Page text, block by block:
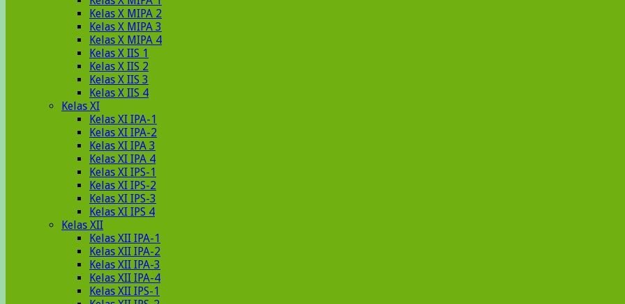
Kelas X MIPA 2
Kelas X MIPA 3
Kelas X MIPA 4
Kelas X IIS 1
Kelas X IIS 2
Kelas X IIS 3
Kelas X IIS 4
Kelas XI
Kelas XI IPA-1
Kelas XI IPA-2
Kelas XI IPA 3
Kelas XI IPA 4
Kelas XI IPS-1
Kelas XI IPS-2
Kelas XI IPS-3
Kelas XI IPS 4
Kelas XII
Kelas XII IPA-1
Kelas XII IPA-2
Kelas XII IPA-3
Kelas XII IPA-4
Kelas XII IPS-1